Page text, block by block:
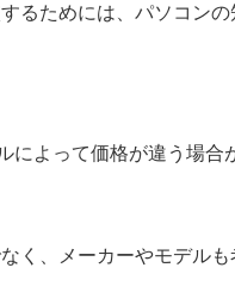
るためには、パソコンの
よって価格が違う場合
く、メーカーやモデルも